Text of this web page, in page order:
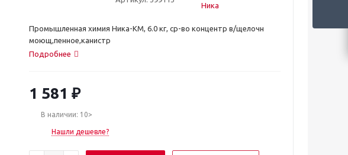
Ника
Промышленная химия Ника-КМ, 6.0 кг, ср-во концентр в/щелочн
моющ,пенное,канистр
Подробнее
1 581 ₽
В наличии: 10>
Нашли дешевле?